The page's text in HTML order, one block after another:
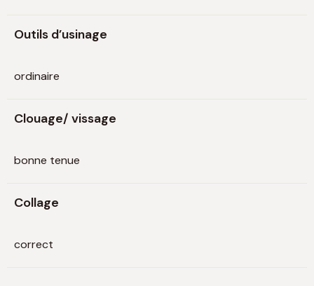
Outils d’usinage
ordinaire
Clouage/ vissage
bonne tenue
Collage
correct